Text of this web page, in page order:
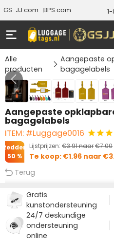
GS-JJ.com BPS.com
Alle
producten
Aangepaste
bagagelabels
Aangepaste
bagagelabels
ITEM: #Luggage0016
Lijstprijzen: €3.91naar€7.00
Redden
50 %
Te koop: €1.96 naar
Terug
Gratis
kunstondersteuning
24/7 deskundige
ondersteuning
online